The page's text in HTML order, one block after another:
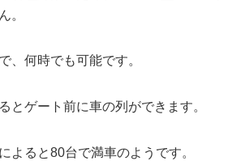
。
、何時でも可能です。
とゲート前に車の列ができます。
よると80台で満車のようです。